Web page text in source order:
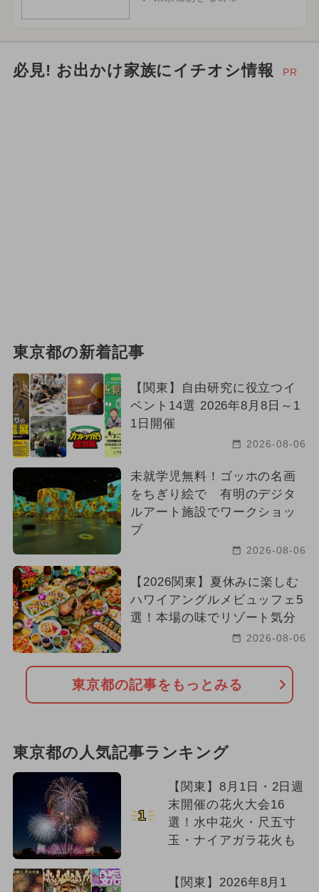
必見! お出かけ家族にイチオシ情報 PR
東京都の新着記事
【関東】自由研究に役立つイ
ベント14選 2026年8月8日～1
1日開催
2026-08-06
未就学児無料！ゴッホの名画
をちぎり絵で 有明のデジタ
ルアート施設でワークショッ
プ
2026-08-06
【2026関東】夏休みに楽しむ
ハワイアングルメビュッフェ5
選！本場の味でリゾート気分
2026-08-06
東京都の記事をもっとみる
東京都の人気記事ランキング
1
【関東】8月1日・2日週
末開催の花火大会16
選！水中花火・尺五寸
玉・ナイアガラ花火も
【関東】2026年8月1